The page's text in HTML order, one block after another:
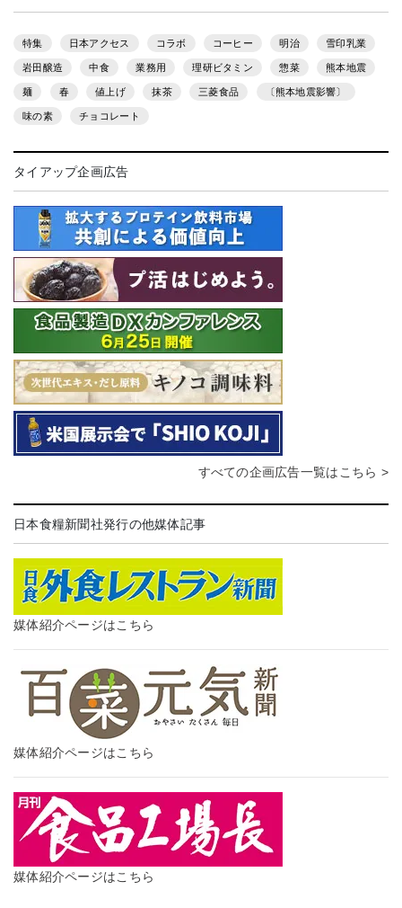
特集 日本アクセス コラボ コーヒー 明治 雪印乳業
岩田醸造 中食 業務用 理研ビタミン 惣菜 熊本地震
麺 春 値上げ 抹茶 三菱食品 〔熊本地震影響〕
味の素 チョコレート
タイアップ企画広告
すべての企画広告一覧はこちら >
日本食糧新聞社発行の他媒体記事
媒体紹介ページはこちら
媒体紹介ページはこちら
媒体紹介ページはこちら